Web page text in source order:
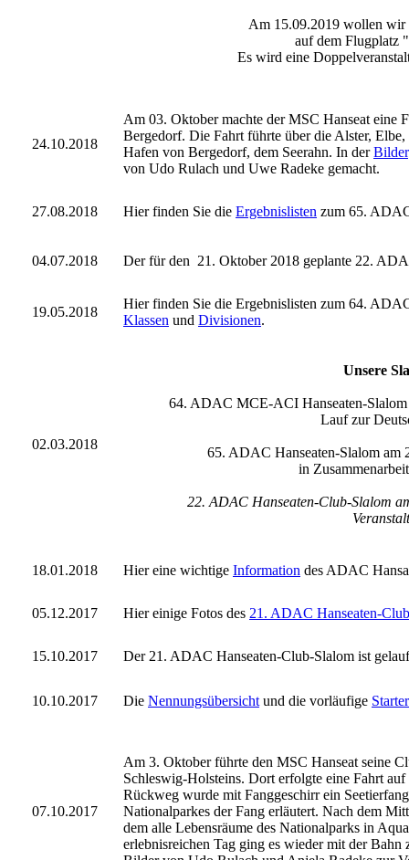
Am 15.09.2019 wollen wir
auf dem Flugplatz
Es wird eine
24.10.2018
Am 03. Oktober machte der MSC Hanseat eine
Bergedorf. Die Fahrt führte über die Alster,
Hafen von Bergedorf, dem Seerahn. In der
von Udo Rulach und Uwe Radeke gemacht.
27.08.2018 Hier finden Sie die Ergebnislisten zum 65.
04.07.2018 Der für den 21. Oktober 2018 geplante 22.
19.05.2018
Hier finden Sie die Ergebnislisten zum 64.
Klassen und Divisionen.
02.03.2018
Unsere
64. ADAC MCE-ACI Hanseaten-
Lauf zur
65. ADAC Hanseaten-Slalom am
in
22. ADAC Hanseaten-Club-Slalom
18.01.2018 Hier eine wichtige Information des ADAC Hansa
05.12.2017 Hier einige Fotos des 21. ADAC Hanseaten-
15.10.2017 Der 21. ADAC Hanseaten-Club-Slalom ist
10.10.2017 Die Nennungsübersicht und die vorläufige
07.10.2017
Am 3. Oktober führte den MSC Hanseat seine
Schleswig-Holsteins. Dort erfolgte eine Fahrt
Rückweg wurde mit Fanggeschirr ein
Nationalparkes der Fang erläutert. Nach dem
dem alle Lebensräume des Nationalparks in
erlebnisreichen Tag ging es wieder mit der